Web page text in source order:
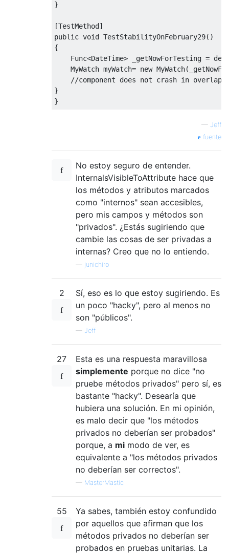
}
[TestMethod ]
public void TestStabilityOnFebruary29()
{
Func<DateTime> _getNowForTesting =
MyWatch myWatch= new MyWatch(
//component does not crash in overlap
}
}
— Jeff
fuente
No estoy seguro de entender.
InternalsVisibleToAttribute hace que
los métodos y atributos marcados
como "internos" sean accesibles,
pero mis campos y métodos son
"privados". ¿Estás sugiriendo que
cambie las cosas de ser privadas a
internas? Creo que no lo entiendo.
junichiro
2
Sí, eso es lo que estoy sugiriendo. Es
un poco "hacky", pero al menos no
son "públicos".
— Jeff
27
Esta es una respuesta maravillosa
simplemente porque no dice "no
pruebe métodos privados" pero sí, es
bastante "hacky". Desearía que
hubiera una solución. En mi opinión,
es malo decir que "los métodos
privados no deberían ser probados"
porque, a mi modo de ver, es
equivalente a "los métodos privados
no deberían ser correctos".
— MasterMastic
55
Ya sabes, también estoy confundido
por aquellos que afirman que los
métodos privados no deberían ser
probados en pruebas unitarias. La